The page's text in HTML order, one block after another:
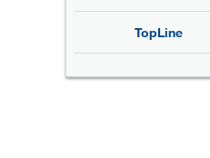
TopLine